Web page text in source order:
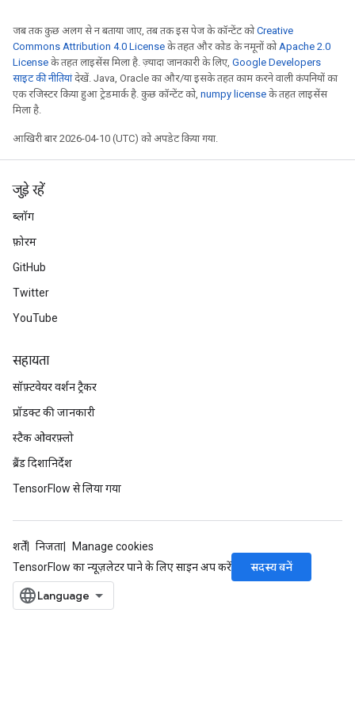
जब तक कुछ अलग से न बताया जाए, तब तक इस पेज के कॉन्टेंट कोCreative
Commons Attribution 4.0 License के तहत और कोड के नमूनों कोApache 2.0
License के तहत लाइसेंस मिला है. ज़्यादा जानकारी के लिए, Google Developers
साइट की नीतियांदेखें. Java, Oracle का और/या इसके तहत काम करने वाली कंपनियों का
एक रजिस्टर किया हुआ ट्रेडमार्क है. कुछ कॉन्टेंट को, numpy license के तहत लाइसेंस
मिला है.
आखिरी बार 2026-04-10 (UTC) को अपडेट किया गया.
जुड़े रहें
ब्लॉग
फ़ोरम
GitHub
Twitter
YouTube
सहायता
सॉफ़्टवेयर वर्शन ट्रैकर
प्रॉडक्ट की जानकारी
स्टैक ओवरफ़्लो
ब्रैंड दिशानिर्देश
TensorFlow से लिया गया
शर्तें निजता
Manage cookies
TensorFlow का न्यूज़लेटर पाने के लिए साइन अप करें
सदस्य बनें